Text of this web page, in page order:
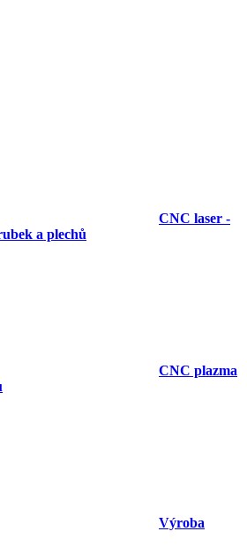
CNC laser -
a plechů
CNC plazma
Výroba